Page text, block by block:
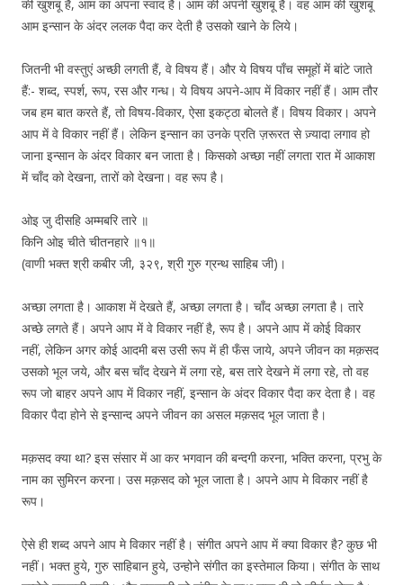
की खुशबू है, आम का अपना स्वाद है। आम की अपनी खुशबू है। वह आम की खुशबू
आम इन्सान के अंदर ललक पैदा कर देती है उसको खाने के लिये।
जितनी भी वस्तुएं अच्छी लगती हैं, वे विषय हैं। और ये विषय पाँच समूहों में बांटे जाते
हैं:- शब्द, स्पर्श, रूप, रस और गन्ध। ये विषय अपने-आप में विकार नहीं हैं। आम तौर
जब हम बात करते हैं, तो विषय-विकार, ऐसा इकट्ठा बोलते हैं। विषय विकार। अपने
आप में वे विकार नहीं हैं। लेकिन इन्सान का उनके प्रति ज़रूरत से ज़्यादा लगाव हो
जाना इन्सान के अंदर विकार बन जाता है। किसको अच्छा नहीं लगता रात में आकाश
में चाँद को देखना, तारों को देखना। वह रूप है।
ओइ जु दीसहि अम्मबरि तारे ॥
किनि ओइ चीते चीतनहारे ॥१॥
(वाणी भक्त श्री कबीर जी, ३२९, श्री गुरु ग्रन्थ साहिब जी)।
अच्छा लगता है। आकाश में देखते हैं, अच्छा लगता है। चाँद अच्छा लगता है। तारे
अच्छे लगते हैं। अपने आप में वे विकार नहीं है, रूप है। अपने आप में कोई विकार
नहीं, लेकिन अगर कोई आदमी बस उसी रूप में ही फँस जाये, अपने जीवन का मक़सद
उसको भूल जये, और बस चाँद देखने में लगा रहे, बस तारे देखने में लगा रहे, तो वह
रूप जो बाहर अपने आप में विकार नहीं, इन्सान के अंदर विकार पैदा कर देता है। वह
विकार पैदा होने से इन्सान्द अपने जीवन का असल मक़सद भूल जाता है।
मक़सद क्या था? इस संसार में आ कर भगवान की बन्दगी करना, भक्ति करना, प्रभु के
नाम का सुमिरन करना। उस मक़सद को भूल जाता है। अपने आप मे विकार नहीं है
रूप।
ऐसे ही शब्द अपने आप मे विकार नहीं है। संगीत अपने आप में क्या विकार है? कुछ भी
नहीं। भक्त हुये, गुरु साहिबान हुये, उन्होने संगीत का इस्तेमाल किया। संगीत के साथ